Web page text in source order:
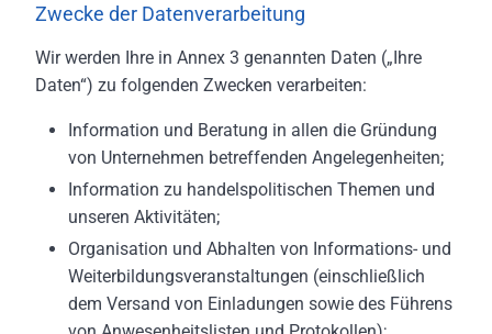
Zwecke der Datenverarbeitung
Wir werden Ihre in Annex 3 genannten Daten („Ihre
Daten“) zu folgenden Zwecken verarbeiten:
Information und Beratung in allen die Gründung
von Unternehmen betreffenden Angelegenheiten;
Information zu handelspolitischen Themen und
unseren Aktivitäten;
Organisation und Abhalten von Informations- und
Weiterbildungsveranstaltungen (einschließlich
dem Versand von Einladungen sowie des Führens